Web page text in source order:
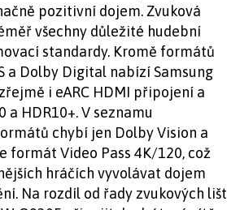
pozitivní dojem. Zvuková
všechny důležité hudební
standardy. Kromě formátů
a Dolby Digital nabízí Samsung
i eARC HDMI připojení a
a HDR10+. V seznamu
chybí jen Dolby Vision a
formát Video Pass 4K/120, což
hráčích vyvolávat dojem
Na rozdíl od řady zvukových lišt